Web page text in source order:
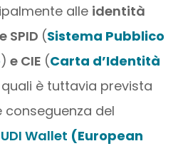
alle identità
(Sistema Pubblico
) e CIE (Carta d’Identità
è tuttavia prevista
conseguenza del
Wallet (European